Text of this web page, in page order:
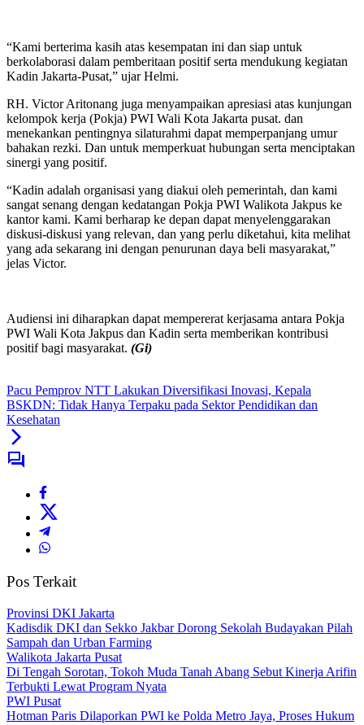
“Kami berterima kasih atas kesempatan ini dan siap untuk
berkolaborasi dalam pemberitaan positif serta mendukung kegiatan
Kadin Jakarta-Pusat,” ujar Helmi.
RH. Victor Aritonang juga menyampaikan apresiasi atas kunjungan
kelompok kerja (Pokja) PWI Wali Kota Jakarta pusat. dan
menekankan pentingnya silaturahmi dapat memperpanjang umur
bahakan rezki. Dan untuk memperkuat hubungan serta menciptakan
sinergi yang positif.
“Kadin adalah organisasi yang diakui oleh pemerintah, dan kami
sangat senang dengan kedatangan Pokja PWI Walikota Jakpus ke
kantor kami. Kami berharap ke depan dapat menyelenggarakan
diskusi-diskusi yang relevan, dan yang perlu diketahui, kita melihat
yang ada sekarang ini dengan penurunan daya beli masyarakat,”
jelas Victor.
Audiensi ini diharapkan dapat mempererat kerjasama antara Pokja
PWI Wali Kota Jakpus dan Kadin serta memberikan kontribusi
positif bagi masyarakat. (Gi)
Pacu Pemprov NTT Lakukan Diversifikasi Inovasi, Kepala
BSKDN: Tidak Hanya Terpaku pada Sektor Pendidikan dan
Kesehatan
Pos Terkait
Provinsi DKI Jakarta
Kadisdik DKI dan Sekko Jakbar Dorong Sekolah Budayakan Pilah
Sampah dan Urban Farming
Walikota Jakarta Pusat
Di Tengah Sorotan, Tokoh Muda Tanah Abang Sebut Kinerja Arifin
Terbukti Lewat Program Nyata
PWI Pusat
Hotman Paris Dilaporkan PWI ke Polda Metro Jaya, Proses Hukum